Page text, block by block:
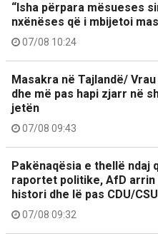
“Isha përpara mësueses
nxënëses që i mbijetoi
07/08 10:24
Masakra në Tajlandë/
dhe më pas hapi zjarr në
jetën
07/08 09:43
Pakënaqësia e thellë
raportet politike, AfD
histori dhe lë pas CDU/CSU
07/08 09:32